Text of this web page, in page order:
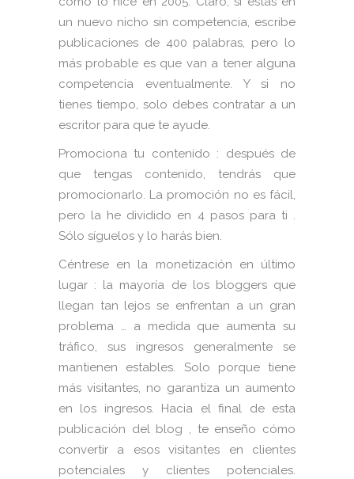
un nuevo nicho sin competencia, escribe
publicaciones de 400 palabras, pero lo
más probable es que van a tener alguna
competencia eventualmente. Y si no
tienes tiempo, solo debes contratar a un
escritor para que te ayude.
Promociona tu contenido : después de
que tengas contenido, tendrás que
promocionarlo. La promoción no es fácil,
pero la he dividido en 4 pasos para ti .
Sólo síguelos y lo harás bien.
Céntrese en la monetización en último
lugar : la mayoría de los bloggers que
llegan tan lejos se enfrentan a un gran
problema … a medida que aumenta su
tráfico, sus ingresos generalmente se
mantienen estables. Solo porque tiene
más visitantes, no garantiza un aumento
en los ingresos. Hacia el final de esta
publicación del blog , te enseño cómo
convertir a esos visitantes en clientes
potenciales y clientes potenciales.